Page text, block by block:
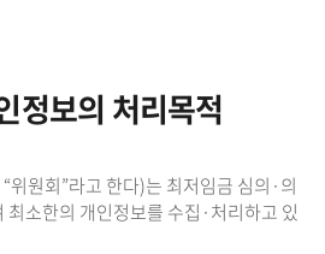
정보의 처리목적
위원회”라고 한다)는 최저임금 심의·의
최소한의 개인정보를 수집·처리하고 있